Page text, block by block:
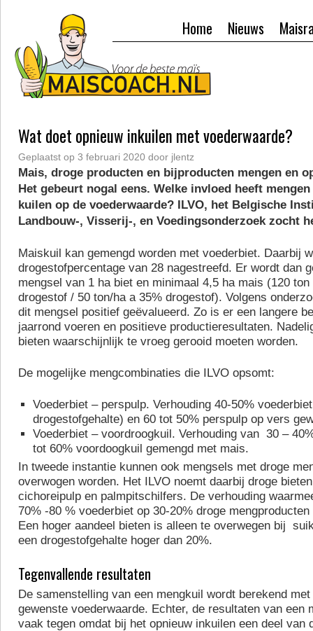
Nieuws
Home
Wat doet opnieuw inkuilen met voederwaarde?
Geplaatst op 3 februari 2020 door jlentz
Mais, droge producten en bijproducten mengen en
Het gebeurt nogal eens. Welke invloed heeft
kuilen op de voederwaarde? ILVO, het Belgische
Landbouw-, Visserij-, en Voedingsonderzoek zocht
Maiskuil kan gemengd worden met voederbiet. Daarbij
drogestofpercentage van 28 nagestreefd. Er wordt dan
mengsel van 1 ha biet en minimaal 4,5 ha mais (120
drogestof / 50 ton/ha a 35% drogestof). Volgens
dit mengsel positief geëvalueerd. Zo is er een langere
jaarrond voeren en positieve productieresultaten.
bieten waarschijnlijk te vroeg gerooid moeten worden.
De mogelijke mengcombinaties die ILVO opsomt:
Voederbiet – perspulp. Verhouding 40-50%
drogestofgehalte) en 60 tot 50% perspulp op vers
Voederbiet – voordroogkuil. Verhouding van 30 –
tot 60% voordoogkuil gemengd met mais.
In tweede instantie kunnen ook mengsels met droge
overwogen worden. Het ILVO noemt daarbij droge
cichoreipulp en palmpitschilfers. De verhouding
70% -80 % voederbiet op 30-20% droge
Een hoger aandeel bieten is alleen te overwegen bij
een drogestofgehalte hoger dan 20%.
Tegenvallende resultaten
De samenstelling van een mengkuil wordt berekend
gewenste voederwaarde. Echter, de resultaten van een
vaak tegen omdat bij het opnieuw inkuilen een deel van